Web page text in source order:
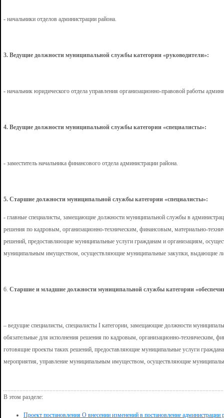
- начальники отделов администрации района.
3. Ведущие должности муниципальной службы категории «руководители»:
- начальник юридического отдела управления организационно-правовой работы
4. Ведущие должности муниципальной службы категории «специалисты»:
- заместитель начальника финансового отдела администрации района.
5. Старшие должности муниципальной службы категории «специалисты»:
- главные специалисты, замещающие должности муниципальной службы в
решения по кадровым, организационно-техническим, финансовым, материально-
решений, предоставляющие муниципальные услуги гражданам и организациям,
муниципальным имуществом, осуществляющие муниципальные закупки, выдающие
6. Старшие и младшие должности муниципальной службы категории
– ведущие специалисты, специалисты I категории, замещающие должности
обязательные для исполнения решения по кадровым, организационно-техническим,
готовящие проекты таких решений, предоставляющие муниципальные услуги
мероприятия, управление муниципальным имуществом, осуществляющие
В этом разделе:
Проект постановления О внесении изменений в постановление